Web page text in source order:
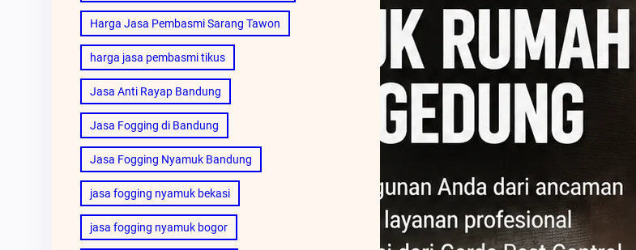
Harga Jasa Pembasmi Sarang Tawon
harga jasa pembasmi tikus
Jasa Anti Rayap Bandung
Jasa Fogging di Bandung
Jasa Fogging Nyamuk Bandung
jasa fogging nyamuk bekasi
jasa fogging nyamuk bogor